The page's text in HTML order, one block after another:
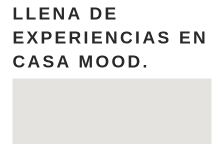
LLENA DE
EXPERIENCIAS EN
CASA MOOD.